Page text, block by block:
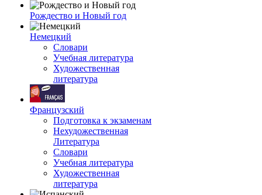
Рождество и Новый год
Немецкий
Словари
Учебная литература
Художественная
литература
Французский
Подготовка к экзаменам
Нехудожественная
Литература
Словари
Учебная литература
Художественная
литература